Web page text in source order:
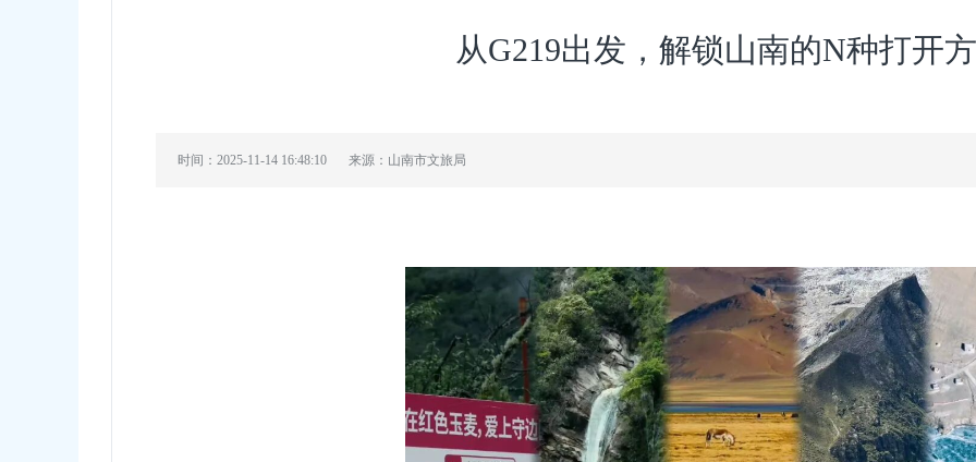
从G219出发，解锁山南的N种打开
时间：2025-11-14 16:48:10 来源：山南市文旅局